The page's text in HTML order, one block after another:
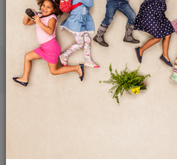
Vse o potovanjih
Trajnostni
Kako potovati na okolju prijazen način
zabavati?
prijazen način in